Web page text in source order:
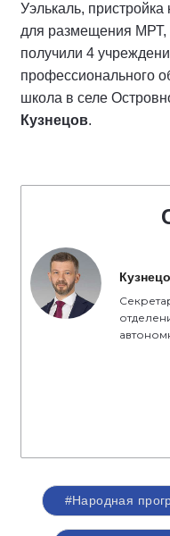
Уэлькаль,
для размещения МРТ,
получили 4
профессионального
школа в селе
Кузнецов.
#Народная